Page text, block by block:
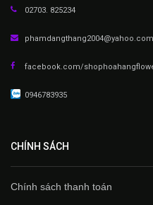
02703. 825234
phamdangthang2004@yahoo.com
facebook.com/
0946783935
CHÍNH SÁCH
Chính sách thanh toán